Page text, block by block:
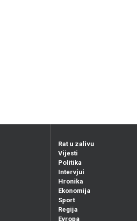
Rat u zalivu
Vijesti
Politika
Intervjui
Hronika
Ekonomija
Sport
Regija
Evropa